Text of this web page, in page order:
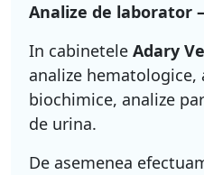
Analize de laborator
In cabinetele Adary
analize hematologice,
biochimice, analize
de urina.
De asemenea